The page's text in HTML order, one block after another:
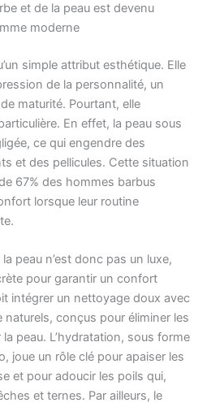
et de la peau est devenu
moderne
simple attribut esthétique. Elle
de la personnalité, un
maturité. Pourtant, elle
En effet, la peau sous
ce qui engendre des
et des pellicules. Cette situation
67% des hommes barbus
lorsque leur routine
peau n’est donc pas un luxe,
pour garantir un confort
intégrer un nettoyage doux avec
conçus pour éliminer les
peau. L’hydratation, sous forme
joue un rôle clé pour apaiser les
et pour adoucir les poils qui,
et ternes. Par ailleurs, le